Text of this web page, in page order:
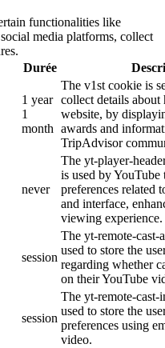
functionalities like
media platforms, collect
Durée
1 year
1
month
The v1st cookie is
collect details
website, by
awards and
TripAdvisor
never
The yt-player-
is used by YouTube
preferences related
and interface,
viewing experience.
session
The yt-remote-cast-
used to store the
regarding whether
on their YouTube
session
The yt-remote-cast-
used to store the
preferences using
video.